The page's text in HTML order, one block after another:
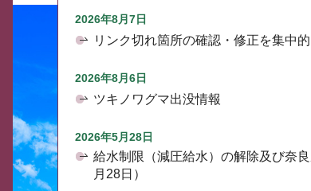
2026年8月7日
リンク切れ箇所の確認・修正を集中
2026年8月6日
ツキノワグマ出没情報
2026年5月28日
給水制限（減圧給水）の解除及び奈
月28日）